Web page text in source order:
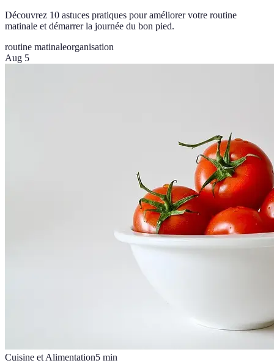
Découvrez 10 astuces pratiques pour améliorer votre routine
matinale et démarrer la journée du bon pied.
routine matinaleorganisation
Aug 5
Cuisine et Alimentation5 min